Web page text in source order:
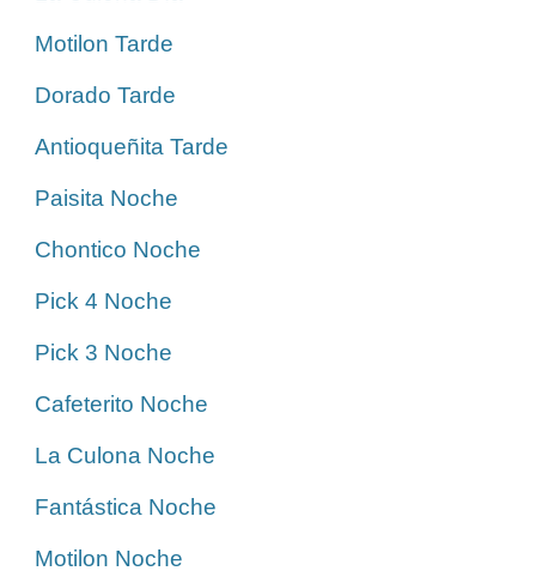
Motilon Tarde
Dorado Tarde
Antioqueñita Tarde
Paisita Noche
Chontico Noche
Pick 4 Noche
Pick 3 Noche
Cafeterito Noche
La Culona Noche
Fantástica Noche
Motilon Noche